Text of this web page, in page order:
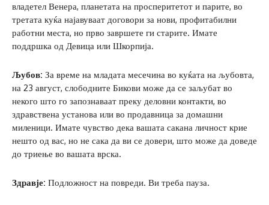
владетел Венера, планетата на просперитетот и парите, во
третата куќа најавуваат договори за нови, профитабилни
работни места, но прво завршете ги старите. Имате
поддршка од Девица или Шкорпија.
Љубов: За време на младата месечина во куќата на љубовта,
на 23 август, слободните Бикови може да се заљубат во
некого што го запознаваат преку деловни контакти, во
здравствена установа или во продавница за домашни
миленици. Имате чувство дека вашата сакана личност крие
нешто од вас, но не сака да ви се довери, што може да доведе
до триење во вашата врска.
Здравје: Подложност на повреди. Ви треба пауза.